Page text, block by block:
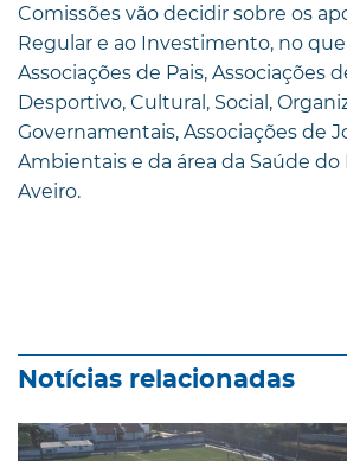
Comissões vão decidir sobre os
Regular e ao Investimento, no
Associações de Pais, Associações
Desportivo, Cultural, Social,
Governamentais, Associações de
Ambientais e da área da Saúde
Aveiro.
Notícias relacionadas